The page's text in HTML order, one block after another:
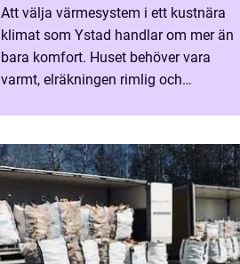
Att välja värmesystem i ett kustnära
klimat som Ystad handlar om mer än
bara komfort. Huset behöver vara
varmt, elräkningen rimlig och